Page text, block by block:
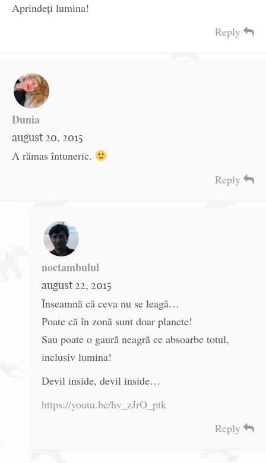
Aprindeți lumina!
Reply
Dunia
august 20, 2015
A rămas întuneric.
Reply
noctambulul
august 22, 2015
Înseamnă că ceva nu se leagă…
Poate că în zonă sunt doar planete!
Sau poate o gaură neagră ce absoarbe totul,
inclusiv lumina!
Devil inside, devil inside…
https://youtu.be/hv_zJrO_ptk
Reply